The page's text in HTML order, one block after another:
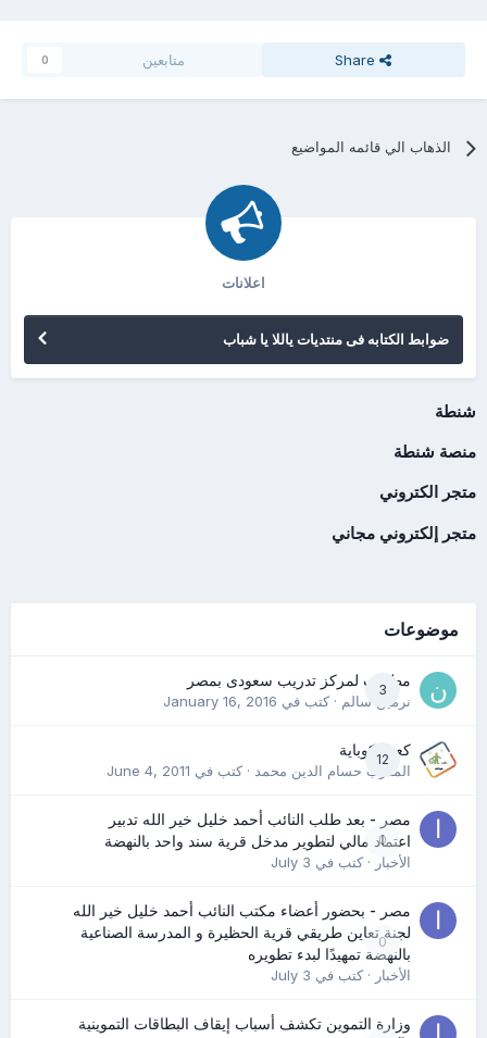
Share متابعين 0
الذهاب الي قائمه المواضيع
اعلانات
ضوابط الكتابه فى منتديات ياللا يا شباب
شنطة
منصة شنطة
متجر الكتروني
متجر إلكتروني مجاني
موضوعات
3
مطلوب لمركز تدريب سعودى بمصر
نرمين سالم· كتب في January 16, 2016
12
كعب كوباية
المدرب حسام الدين محمد· كتب في June 4, 2011
0
مصر - بعد طلب النائب أحمد خليل خير الله تدبير
اعتماد مالي لتطوير مدخل قرية سند واحد بالنهضة
الأخبار· كتب في July 3
0
مصر - بحضور أعضاء مكتب النائب أحمد خليل خير الله
لجنة تعاين طريقي قرية الحظيرة و المدرسة الصناعية
بالنهضة تمهيدًا لبدء تطويره
الأخبار· كتب في July 3
وزارة التموين تكشف أسباب إيقاف البطاقات التموينية